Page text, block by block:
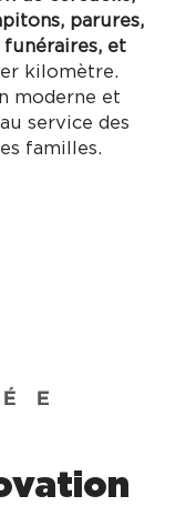
parures,
funéraires, et
kilomètre.
moderne et
service des
familles.